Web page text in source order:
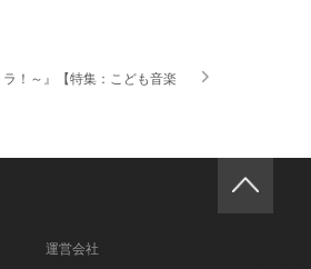
！～』【特集：こども音楽
運営会社